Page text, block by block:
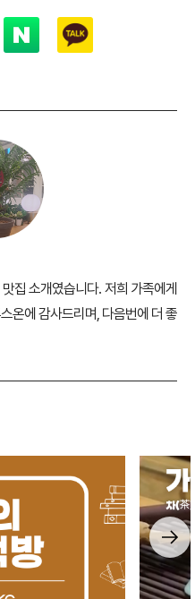
집 소개였습니다. 저희 가족에게
온에 감사드리며, 다음번에 더 좋